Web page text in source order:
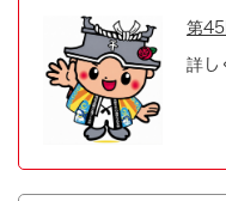
第45
詳し